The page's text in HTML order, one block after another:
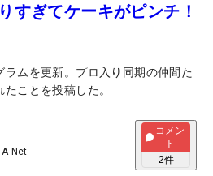
すぎてケーキがピンチ！
ムを更新。プロ入り同期の仲間た
ことを投稿した。
Net
コメン
ト
2件